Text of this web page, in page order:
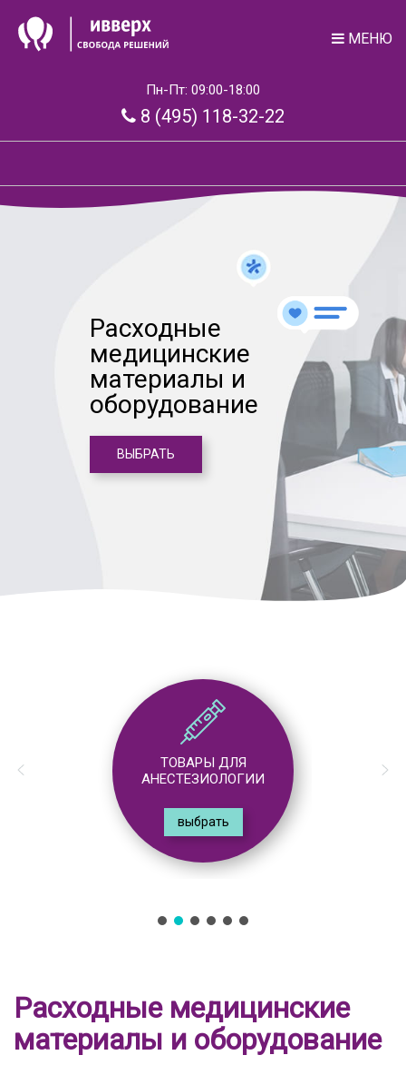
МЕНЮ
Пн-Пт: 09:00-18:00
8 (495) 118-32-22
Расходные
медицинские
материалы и
оборудование
ВЫБРАТЬ
ТОВАРЫ ДЛЯ
АНЕСТЕЗИОЛОГИИ
выбрать
Расходные медицинские
материалы и оборудование